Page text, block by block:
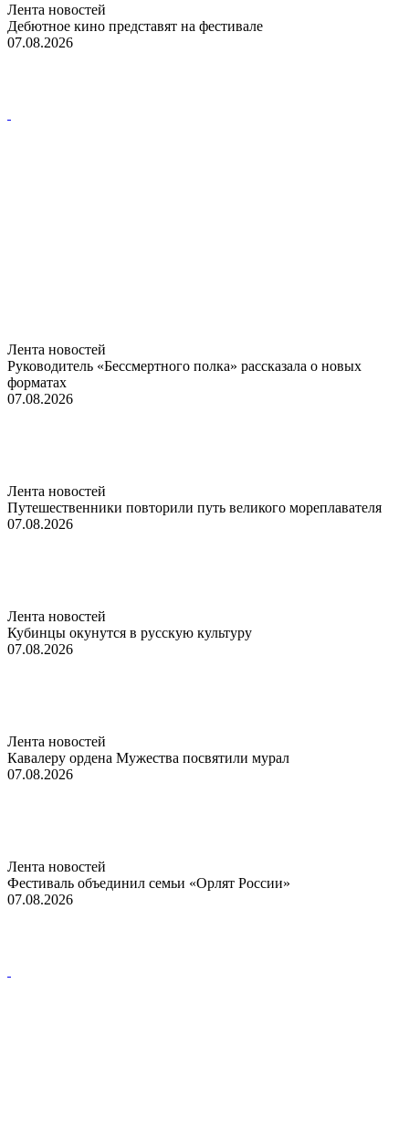
Лента новостей
Дебютное кино представят на фестивале
07.08.2026
Лента новостей
Руководитель «Бессмертного полка» рассказала о новых
форматах
07.08.2026
Лента новостей
Путешественники повторили путь великого мореплавателя
07.08.2026
Лента новостей
Кубинцы окунутся в русскую культуру
07.08.2026
Лента новостей
Кавалеру ордена Мужества посвятили мурал
07.08.2026
Лента новостей
Фестиваль объединил семьи «Орлят России»
07.08.2026